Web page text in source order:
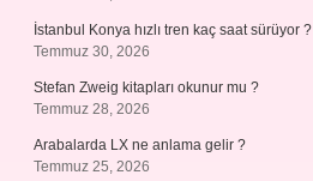
İstanbul Konya hızlı tren kaç saat sürüyor ?
Temmuz 30, 2026
Stefan Zweig kitapları okunur mu ?
Temmuz 28, 2026
Arabalarda LX ne anlama gelir ?
Temmuz 25, 2026